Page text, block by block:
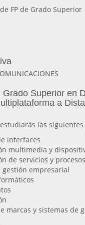
FP de Grado Superior
Grado Superior en
a
las siguientes
interfaces
multimedia y
de servicios y procesos
gestión empresarial
marcas y sistemas de